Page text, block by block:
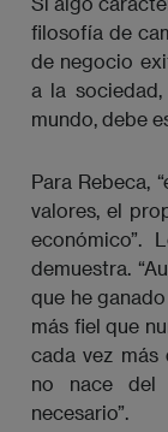
filosofía de
de negocio
a la
mundo, debe
Para Rebeca,
valores, el
demuestra.
que he
más fiel que
cada vez más
no nace del
necesario”.